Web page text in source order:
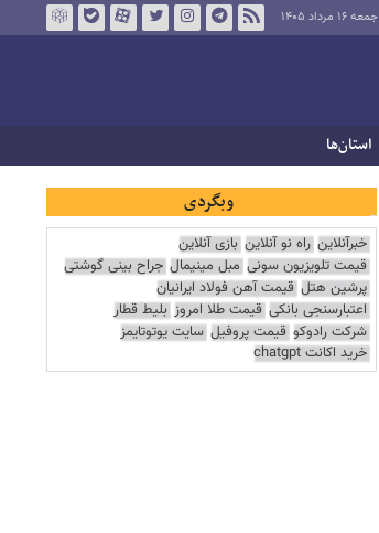
جمعه ۱۶ مرداد ۱۴۰۵
استان‌ها
وبگردی
خبرآنلاین راه نو آنلاین بازی آنلاین
قیمت تلویزیون سونی مبل مینیمال جراح بینی گوشتی
پرشین هتل قیمت آهن فولاد ایرانیان
اعتبارسنجی بانکی قیمت طلا امروز بلیط قطار
شرکت رادوکو قیمت پروفیل سایت یوتوتایمز
خرید اکانت chatgpt